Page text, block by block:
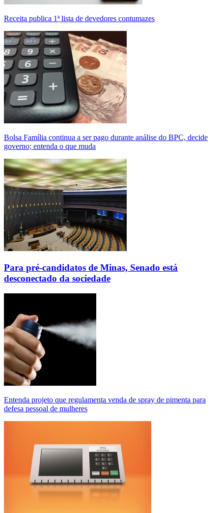
Receita publica 1ª lista de devedores contumazes
Bolsa Família continua a ser pago durante análise do BPC, decide
governo; entenda o que muda
Para pré-candidatos de Minas, Senado está
desconectado da sociedade
Entenda projeto que regulamenta venda de spray de pimenta para
defesa pessoal de mulheres